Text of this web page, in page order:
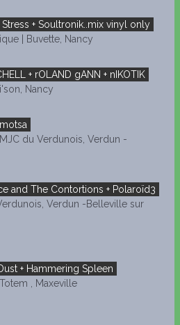
Stress + Soultronik..mix vinyl only
| Buvette, Nancy
+ rOLAND gANN + nIKOTIK
Nancy
du Verdunois, Verdun -
and The Contortions + Polaroïd3
Verdun -Belleville sur
+ Hammering Spleen
, Maxeville